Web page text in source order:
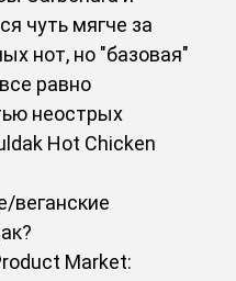
чуть мягче за
нот, но "базовая"
равно
неострых
Hot Chicken
веганские
Market: